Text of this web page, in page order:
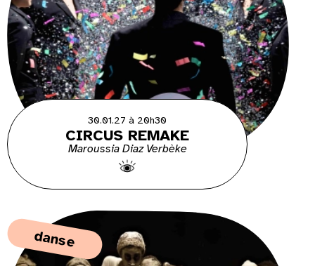
30.01.27 à 20h30
CIRCUS REMAKE
Maroussia Diaz Verbèke
danse